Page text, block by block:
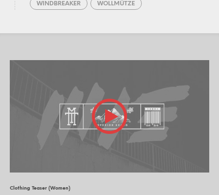
WINDBREAKER WOLLMÜTZE
Clothing Teaser (Women)